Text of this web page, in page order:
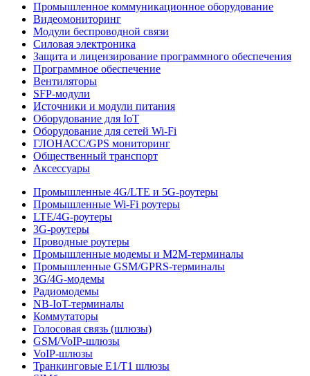
Промышленное коммуникационное оборудование
Видеомониторинг
Модули беспроводной связи
Силовая электроника
Защита и лицензирование программного обеспечения
Программное обеспечение
Вентиляторы
SFP-модули
Источники и модули питания
Оборудование для IoT
Оборудование для сетей Wi-Fi
ГЛОНАСС/GPS мониторинг
Общественный транспорт
Аксессуары
Промышленные 4G/LTE и 5G-роутеры
Промышленные Wi-Fi роутеры
LTE/4G-роутеры
3G-роутеры
Проводные роутеры
Промышленные модемы и M2M-терминалы
Промышленные GSM/GPRS-терминалы
3G/4G-модемы
Радиомодемы
NB-IoT-терминалы
Коммутаторы
Голосовая связь (шлюзы)
GSM/VoIP-шлюзы
VoIP-шлюзы
Транкинговые E1/T1 шлюзы